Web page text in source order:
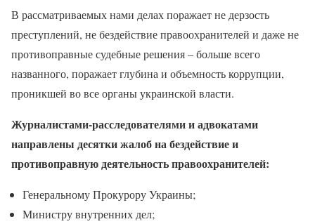
В рассматриваемых нами делах поражает не дерзость
преступлений, не бездействие правоохранителей и даже не
противоправные судебные решения – больше всего
названного, поражает глубина и объемность коррупции,
проникшей во все органы украинской власти.
Журналистами-расследователями и адвокатами
направлены десятки жалоб на бездействие и
противоправную деятельность правоохранителей:
Генеральному Прокурору Украины;
Министру внутренних дел;